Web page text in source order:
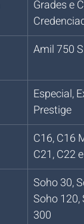
Grades e
Amil 750 S
Especial,
Prestige
C16, C16
C21, C22
Soho 30,
Soho 120,
300